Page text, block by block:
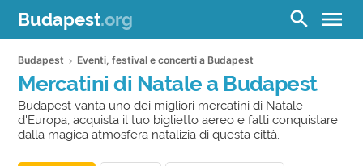
Budapest.org search menu
Budapest Eventi, festival e concerti a Budapest
Mercatini di Natale a Budapest
Budapest vanta uno dei migliori mercatini di Natale
d'Europa, acquista il tuo biglietto aereo e fatti conquistare
dalla magica atmosfera natalizia di questa città.